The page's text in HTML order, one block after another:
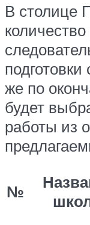
В столице
же по
будет
работы из
№